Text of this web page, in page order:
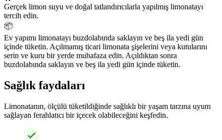
Gerçek limon suyu ve doğal tatlandırıcılarla yapılmış limonatayı
tercih edin.
📦
Ev yapımı limonatayı buzdolabında saklayın ve beş ila yedi gün
içinde tüketin. Açılmamış ticari limonata şişelerini veya kutularını
serin ve kuru bir yerde muhafaza edin. Açıldıktan sonra
buzdolabında saklayın ve beş ila yedi gün içinde tüketin.
Sağlık faydaları
Limonatanın, ölçülü tüketildiğinde sağlıklı bir yaşam tarzına uyum
sağlayan ferahlatıcı bir içecek olabileceğini keşfedin.